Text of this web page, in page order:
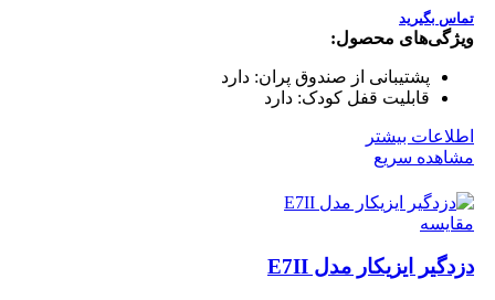
تماس بگیرید
ویژگی‌های محصول:
پشتیبانی از صندوق پران: دارد
قابلیت قفل کودک: دارد
اطلاعات بیشتر
مشاهده سریع
مقایسه
دزدگیر ایزیکار مدل E7II